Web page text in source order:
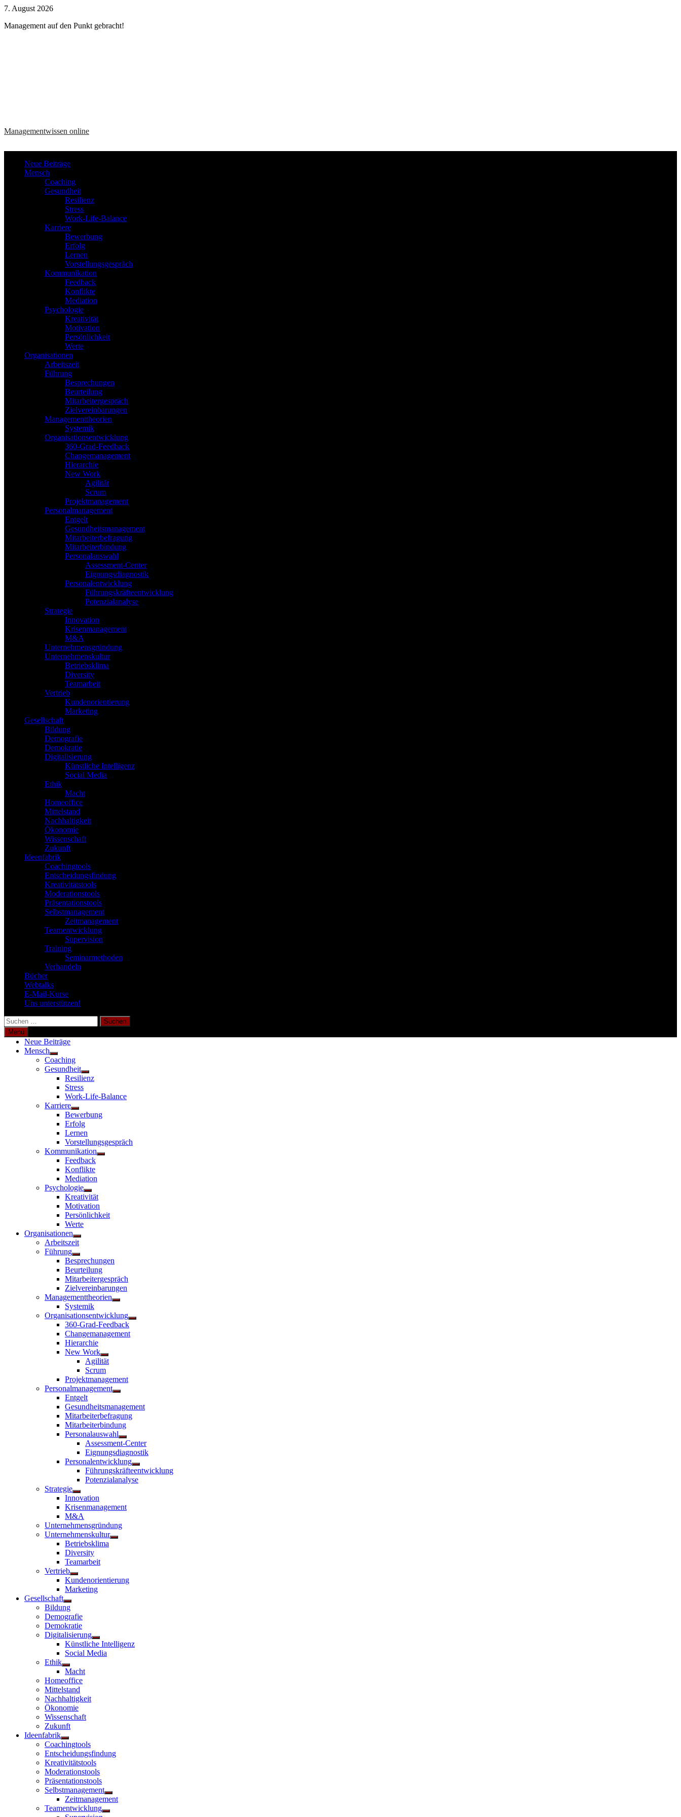
Zum
springen
7. August 2026
Management auf den Punkt gebracht!
Managementwissen online
Neue Beiträge
Mensch
Coaching
Gesundheit
Resilienz
Stress
Work-Life-Balance
Karriere
Bewerbung
Erfolg
Lernen
Vorstellungsgespräch
Kommunikation
Feedback
Konflikte
Mediation
Psychologie
Kreativität
Motivation
Persönlichkeit
Werte
Organisationen
Arbeitszeit
Führung
Besprechungen
Beurteilung
Mitarbeitergespräch
Zielvereinbarungen
Managementtheorien
Systemik
Organisationsentwicklung
360-Grad-Feedback
Changemanagement
Hierarchie
New Work
Agilität
Scrum
Projektmanagement
Personalmanagement
Entgelt
Gesundheitsmanagement
Mitarbeiterbefragung
Mitarbeiterbindung
Personalauswahl
Assessment-Center
Eignungsdiagnostik
Personalentwicklung
Führungskräfteentwicklung
Potenzialanalyse
Strategie
Innovation
Krisenmanagement
M&A
Unternehmensgründung
Unternehmenskultur
Betriebsklima
Diversity
Teamarbeit
Vertrieb
Kundenorientierung
Marketing
Gesellschaft
Bildung
Demografie
Demokratie
Digitalisierung
Künstliche Intelligenz
Social Media
Ethik
Macht
Homeoffice
Mittelstand
Nachhaltigkeit
Ökonomie
Wissenschaft
Zukunft
Ideenfabrik
Coachingtools
Entscheidungsfindung
Kreativitätstools
Moderationstools
Präsentationstools
Selbstmanagement
Zeitmanagement
Teamentwicklung
Supervision
Training
Seminarmethoden
Verhandeln
Bücher
Webtalks
E-Mail-Kurse
Uns unterstützen!
Suchen
nach:
Menü
Neue Beiträge
Mensch
Untermenü
anzeigen
Coaching
Gesundheit
Untermenü
anzeigen
Resilienz
Stress
Work-Life-Balance
Karriere
Untermenü
anzeigen
Bewerbung
Erfolg
Lernen
Vorstellungsgespräch
Kommunikation
Untermenü
Feedback
Konflikte
Mediation
Psychologie
Untermenü
anzeigen
Kreativität
Motivation
Persönlichkeit
Werte
Organisationen
Untermenü
anzeigen
Arbeitszeit
Führung
Untermenü
anzeigen
Besprechungen
Beurteilung
Mitarbeitergespräch
Zielvereinbarungen
Managementtheorien
Untermenü
Systemik
Organisationsentwicklung
Untermenü
360-Grad-Feedback
Changemanagement
Hierarchie
New Work
Untermenü
anzeigen
Agilität
Scrum
Projektmanagement
Personalmanagement
Untermenü
Entgelt
Gesundheitsmanagement
Mitarbeiterbefragung
Mitarbeiterbindung
Personalauswahl
Untermenü
anzeigen
Assessment-Center
Eignungsdiagnostik
Personalentwicklung
Untermenü
anzeigen
Führungskräfteentwicklung
Potenzialanalyse
Strategie
Untermenü
anzeigen
Innovation
Krisenmanagement
M&A
Unternehmensgründung
Unternehmenskultur
Untermenü
Betriebsklima
Diversity
Teamarbeit
Vertrieb
Untermenü
anzeigen
Kundenorientierung
Marketing
Gesellschaft
Untermenü
anzeigen
Bildung
Demografie
Demokratie
Digitalisierung
Untermenü
anzeigen
Künstliche Intelligenz
Social Media
Ethik
Untermenü
anzeigen
Macht
Homeoffice
Mittelstand
Nachhaltigkeit
Ökonomie
Wissenschaft
Zukunft
Ideenfabrik
Untermenü
anzeigen
Coachingtools
Entscheidungsfindung
Kreativitätstools
Moderationstools
Präsentationstools
Selbstmanagement
Untermenü
anzeigen
Zeitmanagement
Teamentwicklung
Untermenü